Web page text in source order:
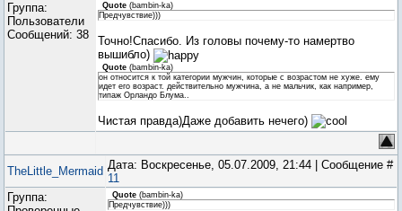
Группа:
Пользователи
Сообщений: 38
Quote (bambin-ka)
Предчувствие)))
Точно!Спасибо. Из головы почему-то намертво
вышибло)
Quote (bambin-ka)
он относится к той категории мужчин, которые с возрастом не хуже. ему
идет его возраст. действительно мужчина, а не мальчик, как например,
типаж Орландо Блума..
Чистая правда)Даже добавить нечего)
TheLittle_Mermaid Дата: Воскресенье, 05.07.2009, 21:44 | Сообщение #
11
Группа:
Quote (bambin-ka)
Предчувствие)))